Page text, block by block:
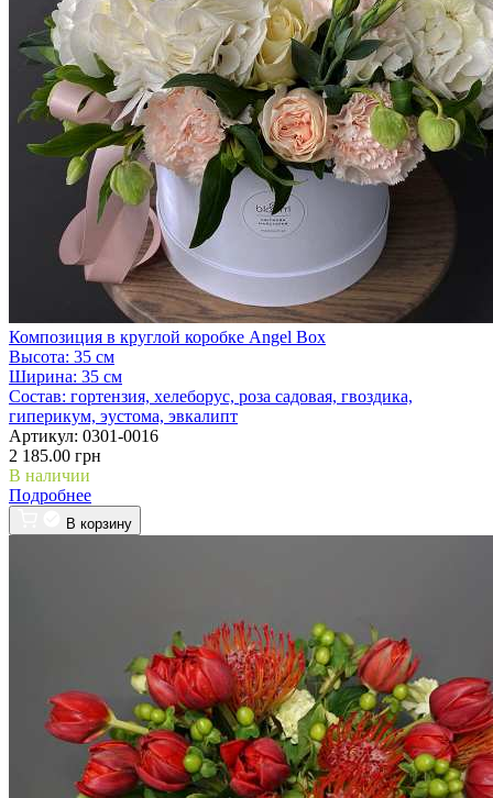
Композиция в круглой коробке Angel Box
Высота: 35 см
Ширина: 35 см
Состав: гортензия, хелеборус, роза садовая, гвоздика,
гиперикум, эустома, эвкалипт
Артикул: 0301-0016
2 185.00 грн
В наличии
Подробнее
В корзину